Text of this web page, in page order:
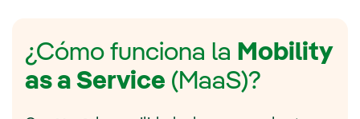
¿Cómo funciona la Mobility
as a Service (MaaS)?